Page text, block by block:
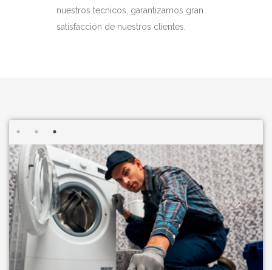
nuestros tecnicos, garantizamos gran
satisfacción de nuestros clientes.